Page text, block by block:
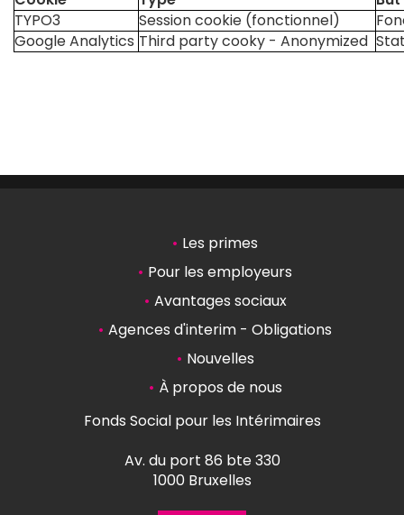
TYPO3
Session cookie (fonctionnel)
Google Analytics Third party cooky - Anonymized
Les primes
Pour les employeurs
Avantages sociaux
Agences d'interim - Obligations
Nouvelles
À propos de nous
Fonds Social pour les Intérimaires
Av. du port 86 bte 330
1000 Bruxelles